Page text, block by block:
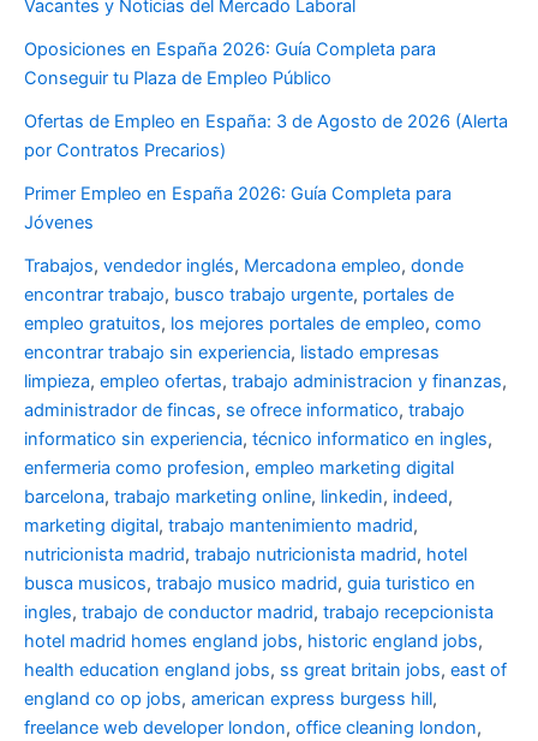
Vacantes y Noticias del Mercado Laboral
Oposiciones en España 2026: Guía Completa para
Conseguir tu Plaza de Empleo Público
Ofertas de Empleo en España: 3 de Agosto de 2026 (Alerta
por Contratos Precarios)
Primer Empleo en España 2026: Guía Completa para
Jóvenes
Trabajos, vendedor inglés, Mercadona empleo, donde
encontrar trabajo, busco trabajo urgente, portales de
empleo gratuitos, los mejores portales de empleo, como
encontrar trabajo sin experiencia, listado empresas
limpieza, empleo ofertas, trabajo administracion y finanzas,
administrador de fincas, se ofrece informatico, trabajo
informatico sin experiencia, técnico informatico en ingles,
enfermeria como profesion, empleo marketing digital
barcelona, trabajo marketing online, linkedin, indeed,
marketing digital, trabajo mantenimiento madrid,
nutricionista madrid, trabajo nutricionista madrid, hotel
busca musicos, trabajo musico madrid, guia turistico en
ingles, trabajo de conductor madrid, trabajo recepcionista
hotel madrid homes england jobs, historic england jobs,
health education england jobs, ss great britain jobs, east of
england co op jobs, american express burgess hill,
freelance web developer london, office cleaning london,